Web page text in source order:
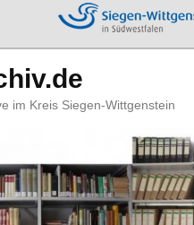
im Kreis Siegen-Wittgenstein